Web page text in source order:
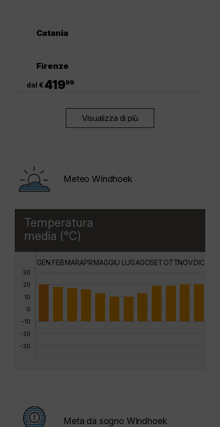
Catania
Firenze
dal €41999
Visualizza di più
Meteo Windhoek
Temperatura
media (°C)
30
20
10
0
-10
-20
-30
GEN FEBMARAPRMAGGIU LUGAGOSETOTTNOVDIC
Meta da sogno Windhoek